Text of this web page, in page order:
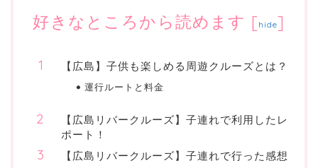
好きなところから読めます [ hide]
【広島】子供も楽しめる周遊クルーズとは？
運行ルートと料金
【広島リバークルーズ】子連れで利用したレ
ポート！
【広島リバークルーズ】子連れで行った感想